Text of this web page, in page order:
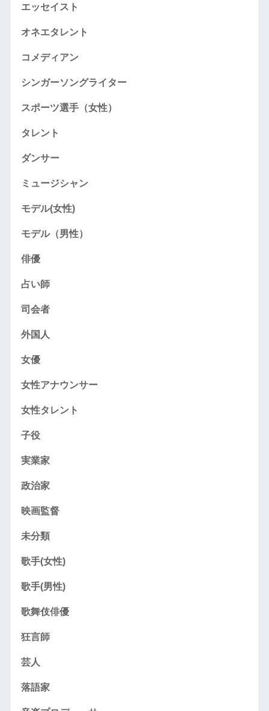
エッセイスト
オネエタレント
コメディアン
シンガーソングライター
スポーツ選手（女性）
タレント
ダンサー
ミュージシャン
モデル(女性)
モデル（男性）
俳優
占い師
司会者
外国人
女優
女性アナウンサー
女性タレント
子役
実業家
政治家
映画監督
未分類
歌手(女性)
歌手(男性)
歌舞伎俳優
狂言師
芸人
落語家